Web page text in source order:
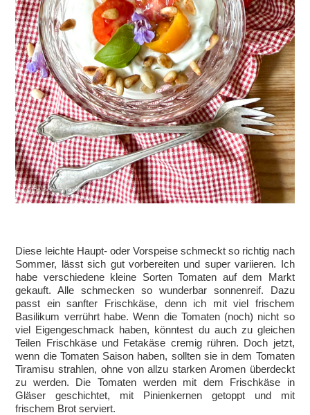
Diese leichte Haupt- oder Vorspeise schmeckt so richtig nach
Sommer, lässt sich gut vorbereiten und super variieren. Ich
habe verschiedene kleine Sorten Tomaten auf dem Markt
gekauft. Alle schmecken so wunderbar sonnenreif. Dazu
passt ein sanfter Frischkäse, denn ich mit viel frischem
Basilikum verrührt habe. Wenn die Tomaten (noch) nicht so
viel Eigengeschmack haben, könntest du auch zu gleichen
Teilen Frischkäse und Fetakäse cremig rühren. Doch jetzt,
wenn die Tomaten Saison haben, sollten sie in dem Tomaten
Tiramisu strahlen, ohne von allzu starken Aromen überdeckt
zu werden. Die Tomaten werden mit dem Frischkäse in
Gläser geschichtet, mit Pinienkernen getoppt und mit
frischem Brot serviert.